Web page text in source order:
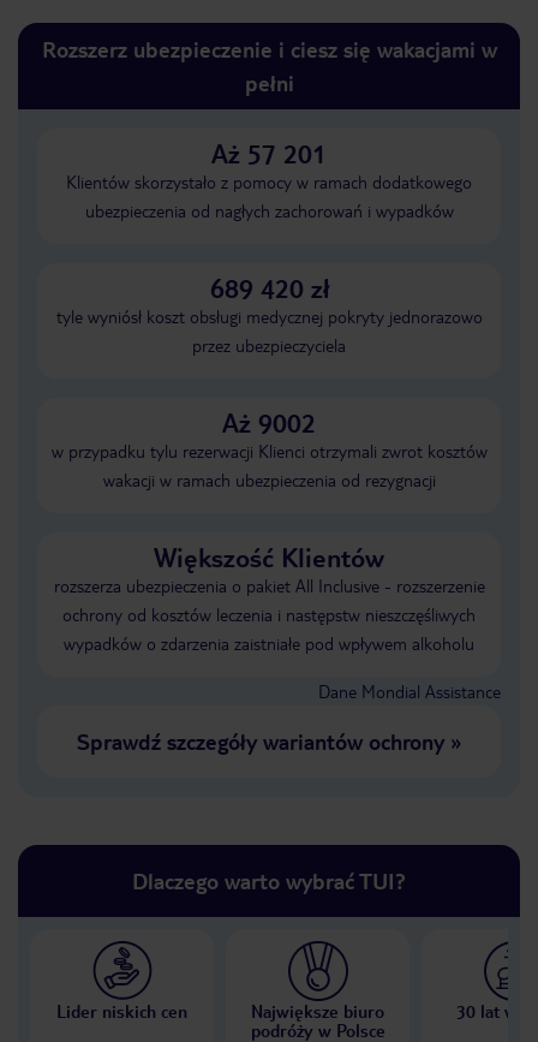
Rozszerz ubezpieczenie i ciesz się wakacjami w
pełni
Aż 57 201
Klientów skorzystało z pomocy w ramach dodatkowego
ubezpieczenia od nagłych zachorowań i wypadków
689 420 zł
tyle wyniósł koszt obsługi medycznej pokryty jednorazowo
przez ubezpieczyciela
Aż 9002
w przypadku tylu rezerwacji Klienci otrzymali zwrot kosztów
wakacji w ramach ubezpieczenia od rezygnacji
Większość Klientów
rozszerza ubezpieczenia o pakiet All Inclusive - rozszerzenie
ochrony od kosztów leczenia i następstw nieszczęśliwych
wypadków o zdarzenia zaistniałe pod wpływem alkoholu
Dane Mondial Assistance
Sprawdź szczegóły wariantów ochrony»
Dlaczego warto wybrać TUI?
Lider niskich cen
Największe biuro
podróży w Polsce
30 lat w